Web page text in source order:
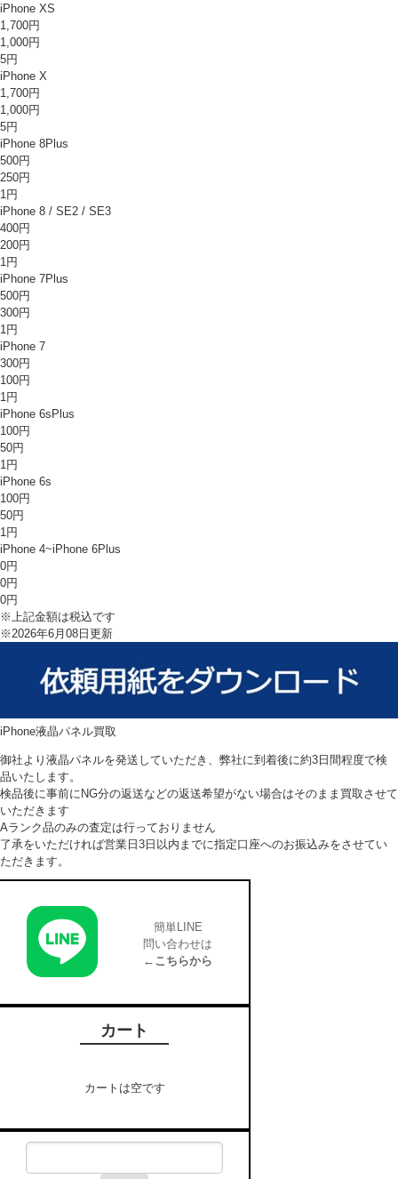
iPhone XS
1,700円
1,000円
5円
iPhone X
1,700円
1,000円
5円
iPhone 8Plus
500円
250円
1円
iPhone 8 / SE2 / SE3
400円
200円
1円
iPhone 7Plus
500円
300円
1円
iPhone 7
300円
100円
1円
iPhone 6sPlus
100円
50円
1円
iPhone 6s
100円
50円
1円
iPhone 4~iPhone 6Plus
0円
0円
0円
※上記金額は税込です
※2026年6月08日更新
iPhone液晶パネル買取
御社より液晶パネルを発送していただき、弊社に到着後に約3日間程度で検
品いたします。
検品後に事前にNG分の返送などの返送希望がない場合はそのまま買取させて
いただきます
Aランク品のみの査定は行っておりません
了承をいただければ営業日3日以内までに指定口座へのお振込みをさせてい
ただきます。
簡単LINE
問い合わせは
←こちらから
カート
カートは空です